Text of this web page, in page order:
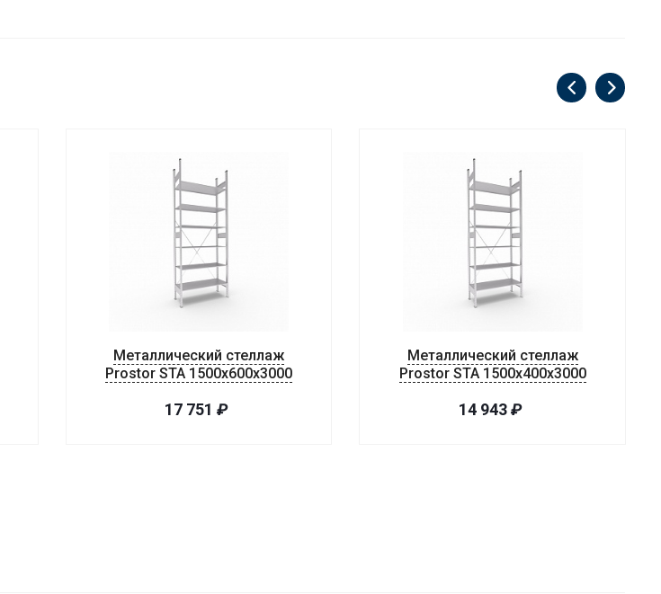
Металлический стеллаж
Prostor STA 1500х600х3000
17 751₽
Металлический стеллаж
Prostor STA 1500х400х3000
14 943₽